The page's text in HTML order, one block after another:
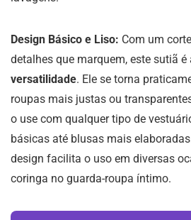
Design Básico e Liso: Com um
detalhes que marquem, este sutiã
versatilidade. Ele se torna
roupas mais justas ou
o use com qualquer tipo de
básicas até blusas mais
design facilita o uso em diversas
coringa no guarda-roupa íntimo.